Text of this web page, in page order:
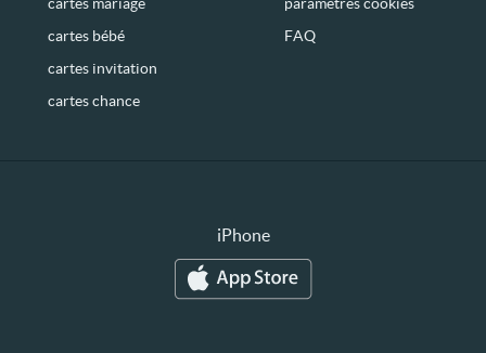
cartes bébé
cartes invitation
cartes chance
FAQ
iPhone